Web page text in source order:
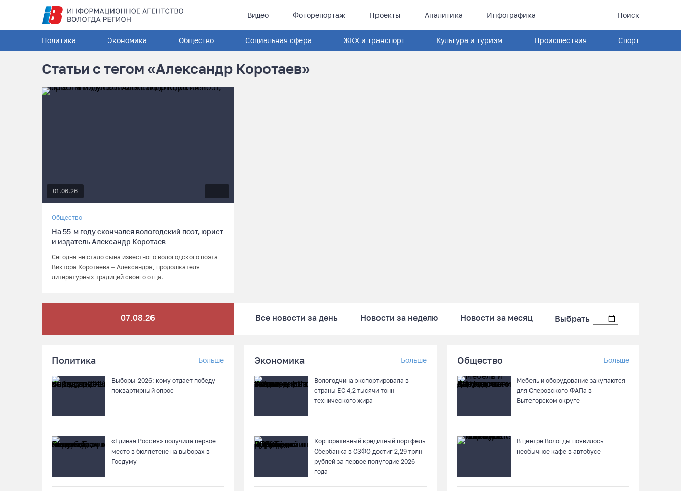
Видео Фоторепортаж Проекты Аналитика Инфографика Поиск
Политика Экономика Общество Социальная сфера ЖКХ и транспорт Культура и туризм Происшествия Спорт
Статьи с тегом «Александр Коротаев»
01.06.26
Общество
На 55-м году скончался вологодский поэт, юрист
и издатель Александр Коротаев
Сегодня не стало сына известного вологодского поэта
Виктора Коротаева – Александра, продолжателя
литературных традиций своего отца.
07.08.26 Все новости за день Новости за неделю Новости за месяц Выбрать
Политика Больше
Выборы-2026: кому отдает победу
поквартирный опрос
«Единая Россия» получила первое
место в бюллетене на выборах в
Госдуму
Экономика Больше
Вологодчина экспортировала в
страны ЕС 4,2 тысячи тонн
технического жира
Корпоративный кредитный портфель
Сбербанка в СЗФО достиг 2,29 трлн
рублей за первое полугодие 2026
года
Общество Больше
Мебель и оборудование закупаются
для Сперовского ФАПа в
Вытегорском округе
В центре Вологды появилось
необычное кафе в автобусе